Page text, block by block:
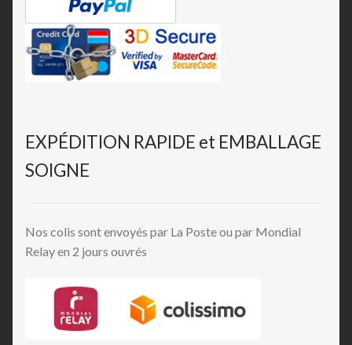
EXPÉDITION RAPIDE et EMBALLAGE
SOIGNE
Nos colis sont envoyés par La Poste ou par Mondial
Relay en 2 jours ouvrés